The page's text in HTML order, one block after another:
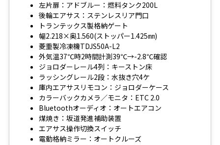
左片扉：アドブルー：燃料タンク200L
後輪エアサス：ステンレスリア門口
トランテックス製格納ゲート
幅2.218×奥1.560(ストッパー1.425㎜)
菱重製冷凍機TDJS50A-L2
外気温37℃時2時間計測39℃→-2.8℃確認
ジョロダーレール4列：キーストン床
ラッシングレール2段：水抜き穴4ケ
庫内エアサスリモコン：ジョロダーケース
カラーバックカメラ／モニタ：ETC 2.0
Bluetoothオーディオ：オートエアコン
煤焼き：坂道発進補助装置
エアサス操作切換スイッチ
電動格納ミラー：オートクルーズ